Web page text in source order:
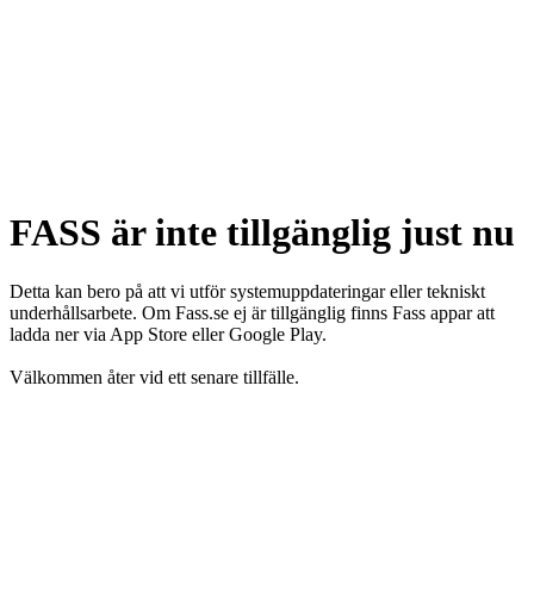
FASS är inte tillgänglig just nu
Detta kan bero på att vi utför systemuppdateringar eller tekniskt
underhållsarbete. Om Fass.se ej är tillgänglig finns Fass appar att
ladda ner via App Store eller Google Play.
Välkommen åter vid ett senare tillfälle.